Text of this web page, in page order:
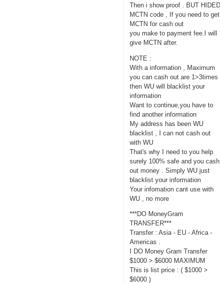
Then i show proof . BUT
MCTN code , If you need to get
MCTN for cash out
you make to payment fee.I will
give MCTN after.
NOTE :
With a information , Maximum
you can cash out are 1>3times
then WU will blacklist your
information
Want to continue,you have to
find another information
My address has been WU
blacklist , I can not cash out
with WU
That's why I need to you help
surely 100% safe and you cash
out money . Simply WU just
blacklist your information
Your infomation cant use with
WU , no more
***DO MoneyGram
TRANSFER***
Transfer : Asia - EU - Africa -
Americas .
I DO Money Gram Transfer
$1000 > $6000 MAXIMUM
This is list price : ( $1000 >
$6000 )